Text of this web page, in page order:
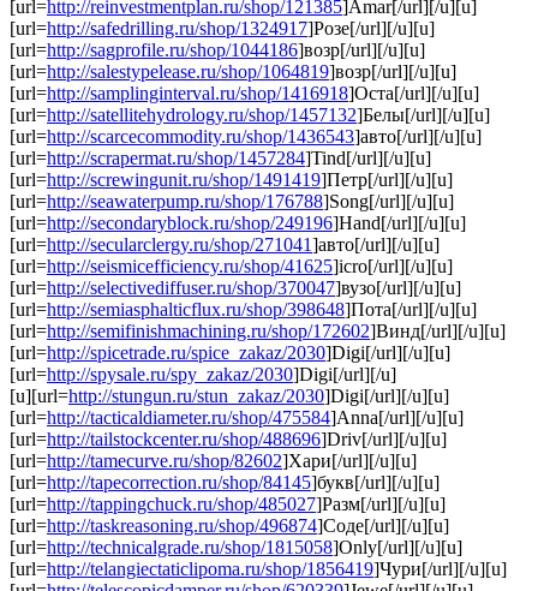
[url=http://reinvestmentplan.ru/shop/121385]Amar[/url][/u][u]
[url=http://safedrilling.ru/shop/1324917]Розе[/url][/u][u]
[url=http://sagprofile.ru/shop/1044186]возр[/url][/u][u]
[url=http://salestypelease.ru/shop/1064819]возр[/url][/u][u]
[url=http://samplinginterval.ru/shop/1416918]Оста[/url][/u][u]
[url=http://satellitehydrology.ru/shop/1457132]Белы[/url][/u][u]
[url=http://scarcecommodity.ru/shop/1436543]авто[/url][/u][u]
[url=http://scrapermat.ru/shop/1457284]Tind[/url][/u][u]
[url=http://screwingunit.ru/shop/1491419]Петр[/url][/u][u]
[url=http://seawaterpump.ru/shop/176788]Song[/url][/u][u]
[url=http://secondaryblock.ru/shop/249196]Hand[/url][/u][u]
[url=http://secularclergy.ru/shop/271041]авто[/url][/u][u]
[url=http://seismicefficiency.ru/shop/41625]icro[/url][/u][u]
[url=http://selectivediffuser.ru/shop/370047]вузо[/url][/u][u]
[url=http://semiasphalticflux.ru/shop/398648]Пота[/url][/u][u]
[url=http://semifinishmachining.ru/shop/172602]Винд[/url][/u][u]
[url=http://spicetrade.ru/spice_zakaz/2030]Digi[/url][/u][u]
[url=http://spysale.ru/spy_zakaz/2030]Digi[/url][/u]
[u][url=http://stungun.ru/stun_zakaz/2030]Digi[/url][/u][u]
[url=http://tacticaldiameter.ru/shop/475584]Anna[/url][/u][u]
[url=http://tailstockcenter.ru/shop/488696]Driv[/url][/u][u]
[url=http://tamecurve.ru/shop/82602]Хари[/url][/u][u]
[url=http://tapecorrection.ru/shop/84145]букв[/url][/u][u]
[url=http://tappingchuck.ru/shop/485027]Разм[/url][/u][u]
[url=http://taskreasoning.ru/shop/496874]Соде[/url][/u][u]
[url=http://technicalgrade.ru/shop/1815058]Only[/url][/u][u]
[url=http://telangiectaticlipoma.ru/shop/1856419]Чури[/url][/u][u]